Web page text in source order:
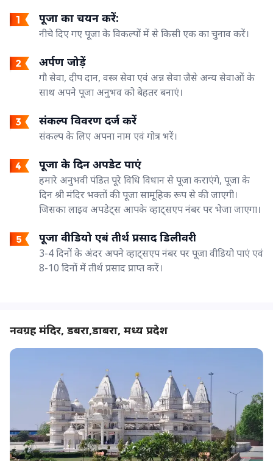
पूजा का चयन करें:
नीचे दिए गए पूजा के विकल्पों में से किसी एक का चुनाव करें।
अर्पण जोड़ें
गौ सेवा, दीप दान, वस्त्र सेवा एवं अन्न सेवा जैसे अन्य सेवाओं के
साथ अपने पूजा अनुभव को बेहतर बनाएं।
संकल्प विवरण दर्ज करें
संकल्प के लिए अपना नाम एवं गोत्र भरें।
पूजा के दिन अपडेट पाएं
हमारे अनुभवी पंडित पूरे विधि विधान से पूजा कराएंगे, पूजा के
दिन श्री मंदिर भक्तों की पूजा सामूहिक रूप से की जाएगी।
जिसका लाइव अपडेट्स आपके व्हाट्सएप नंबर पर भेजा जाएगा।
पूजा वीडियो एबं तीर्थ प्रसाद डिलीवरी
3-4 दिनों के अंदर अपने व्हाट्सएप नंबर पर पूजा वीडियो पाएं एवं
8-10 दिनों में तीर्थ प्रसाद प्राप्त करें।
नवग्रह मंदिर, डबरा,डाबरा, मध्य प्रदेश